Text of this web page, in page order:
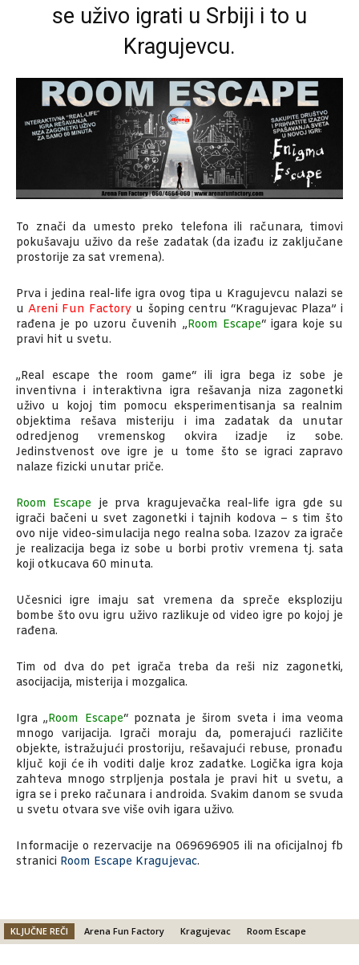
se uživo igrati u Srbiji i to u
Kragujevcu.
To znači da umesto preko telefona ili računara, timovi
pokušavaju uživo da reše zadatak (da izađu iz zaključane
prostorije za sat vremena).
Prva i jedina real-life igra ovog tipa u Kragujevcu nalazi se
uAreni Fun Factory u šoping centru “Kragujevac Plaza” i
rađena je po uzoru čuvenih „Room Escape“ igara koje su
pravi hit u svetu.
„Real escape the room game“ ili igra bega iz sobe je
inventivna i interaktivna igra rešavanja niza zagonetki
uživo u kojoj tim pomocu eksperimentisanja sa realnim
objektima rešava misteriju i ima zadatak da unutar
odredjenog vremenskog okvira izadje iz sobe.
Jedinstvenost ove igre je u tome što se igraci zapravo
nalaze fizicki unutar priče.
Room Escape je prva kragujevačka real-life igra gde su
igrači bačeni u svet zagonetki i tajnih kodova – s tim što
ovo nije video-simulacija nego realna soba. Izazov za igrače
je realizacija bega iz sobe u borbi protiv vremena tj. sata
koji otkucava 60 minuta.
Učesnici igre imaju sat vremena da spreče eksploziju
bombe što ovu igru uživo razlikuje od video igre po kojoj je
rađena.
Tim od dva do pet igrača treba da reši niz zagonetki,
asocijacija, misterija i mozgalica.
Igra „Room Escape“ poznata je širom sveta i ima veoma
mnogo varijacija. Igrači moraju da, pomerajući različite
objekte, istražujući prostoriju, rešavajući rebuse, pronađu
ključ koji će ih voditi dalje kroz zadatke. Logička igra koja
zahteva mnogo strpljenja postala je pravi hit u svetu, a
igra se i preko računara i androida. Svakim danom se svuda
u svetu otvara sve više ovih igara uživo.
Informacije o rezervacije na 069696905 ili na oficijalnoj fb
stranici Room Escape Kragujevac.
KLJUČNE REČI Arena Fun Factory Kragujevac Room Escape